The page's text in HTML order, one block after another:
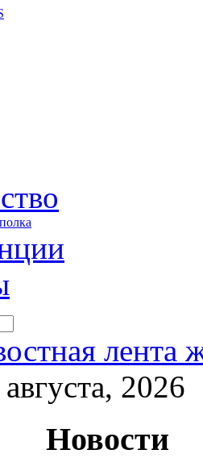
лента
2026
Новости